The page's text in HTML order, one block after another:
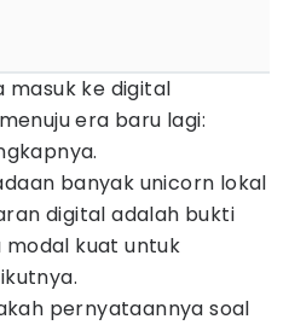
masuk ke digital
era baru lagi:
banyak unicorn lokal
digital adalah bukti
modal kuat untuk
pernyataannya soal